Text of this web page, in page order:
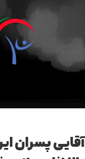
آقایی پسران